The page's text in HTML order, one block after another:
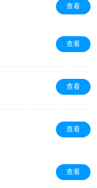
查看
查看
查看
查看
查看